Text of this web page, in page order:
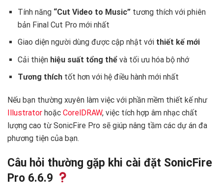
Tính năng “Cut Video to Music”tương thích với phiên
bản Final Cut Pro mới nhất
Giao diện người dùng được cập nhật với thiết kế mới
Cải thiện hiệu suất tổng thểvà tối ưu hóa bộ nhớ
Tương thíchtốt hơn với hệ điều hành mới nhất
Nếu bạn thường xuyên làm việc với phần mềm thiết kế như
Illustrator hoặc CorelDRAW, việc tích hợp âm nhạc chất
lượng cao từ SonicFire Pro sẽ giúp nâng tầm các dự án đa
phương tiện của bạn.
Câu hỏi thường gặp khi cài đặt SonicFire
Pro 6.6.9